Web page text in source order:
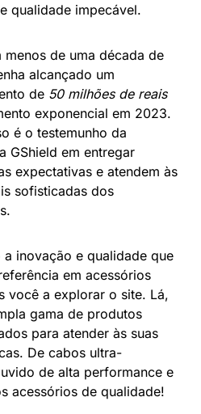
qualidade impecável.
menos de uma década de
alcançado um
de 50 milhões de reais
exponencial em 2023.
é o testemunho da
GShield em entregar
expectativas e atendem às
sofisticadas dos
inovação e qualidade que
em acessórios
você a explorar o site. Lá,
gama de produtos
para atender às suas
De cabos ultra-
de alta performance e
acessórios de qualidade!